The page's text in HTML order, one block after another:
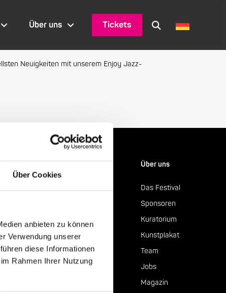
Über Cookies
anbieten zu können
Verwendung unserer
diese Informationen
Rahmen Ihrer Nutzung
Über uns Tickets
Neuigkeiten mit unserem Enjoy Jazz-
Newsletter
Presse
Über uns
Das Festival
Sponsoren
Kuratorium
Kunstplakat
Team
Jobs
Magazin